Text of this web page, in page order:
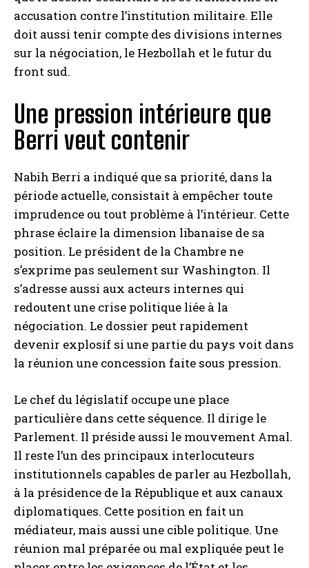
accusation contre l’institution militaire. Elle
doit aussi tenir compte des divisions internes
sur la négociation, le Hezbollah et le futur du
front sud.
Une pression intérieure que
Berri veut contenir
Nabih Berri a indiqué que sa priorité, dans la
période actuelle, consistait à empêcher toute
imprudence ou tout problème à l’intérieur. Cette
phrase éclaire la dimension libanaise de sa
position. Le président de la Chambre ne
s’exprime pas seulement sur Washington. Il
s’adresse aussi aux acteurs internes qui
redoutent une crise politique liée à la
négociation. Le dossier peut rapidement
devenir explosif si une partie du pays voit dans
la réunion une concession faite sous pression.
Le chef du législatif occupe une place
particulière dans cette séquence. Il dirige le
Parlement. Il préside aussi le mouvement Amal.
Il reste l’un des principaux interlocuteurs
institutionnels capables de parler au Hezbollah,
à la présidence de la République et aux canaux
diplomatiques. Cette position en fait un
médiateur, mais aussi une cible politique. Une
réunion mal préparée ou mal expliquée peut le